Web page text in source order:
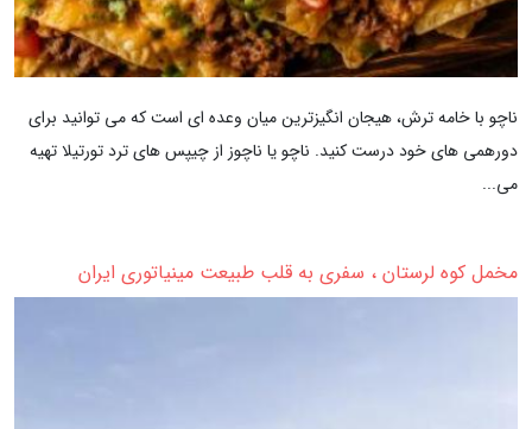
ناچو با خامه ترش، هیجان انگیزترین میان وعده ای است که می توانید برای
دورهمی های خود درست کنید. ناچو یا ناچوز از چیپس های ترد تورتیلا تهیه
می...
مخمل کوه لرستان ، سفری به قلب طبیعت مینیاتوری ایران